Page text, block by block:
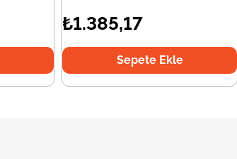
₺1.385,17
Sepete Ekle